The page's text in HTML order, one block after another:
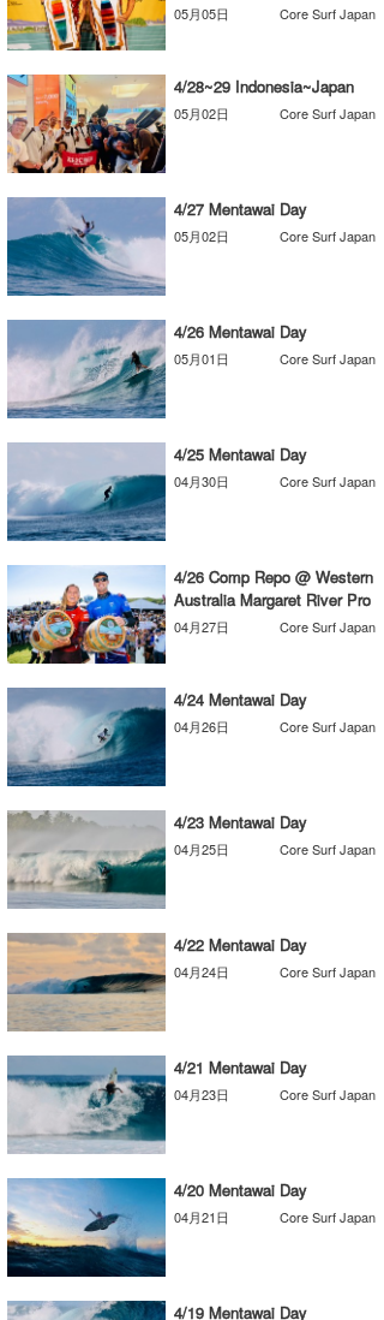
05月05日 Core Surf Japan
4/28~29 Indonesia~Japan
05月02日 Core Surf Japan
4/27 Mentawai Day
05月02日 Core Surf Japan
4/26 Mentawai Day
05月01日 Core Surf Japan
4/25 Mentawai Day
04月30日 Core Surf Japan
4/26 Comp Repo @ Western
Australia Margaret River Pro
04月27日 Core Surf Japan
4/24 Mentawai Day
04月26日 Core Surf Japan
4/23 Mentawai Day
04月25日 Core Surf Japan
4/22 Mentawai Day
04月24日 Core Surf Japan
4/21 Mentawai Day
04月23日 Core Surf Japan
4/20 Mentawai Day
04月21日 Core Surf Japan
4/19 Mentawai Day
大阪
四国
沖縄
ライター/寄稿メディア
Core Surf Japan
Naoya Kimoto
mitsuteru Kamio
Yasunari Inoue
Yoshiyuki Obata
arukasvision
DELTA FORCE SURF
CBA Films
熊谷素子
メディア
SURFMEDIA
Colors MAGAZINE
WAVAL
波伝説アンバサダー/プロライダー
福島寿実子
中浦“JET”章
嵯峨明日香
進士剛光
田原啓江
植村未来
NOBUFUKU
大野”MAR”修聖
喜納海人
波伝説スタッフ
☆加藤
+☆maki☆+
Aichan
chan-U
ECE
G◎Da
H
KID
KOBU
KY
mitz
S.K
Soulman
VAGY
波伝説